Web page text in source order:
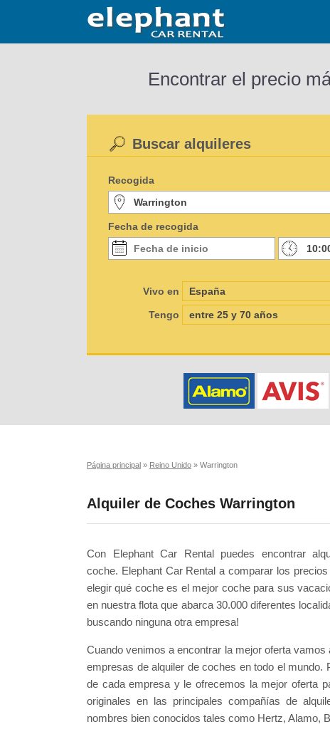
Encontrar el precio
Buscar alquileres
Recogida
Fecha de recogida
Vivo en
Tengo
Página principal » Reino Unido » Warrington
Alquiler de Coches Warrington
Con Elephant Car Rental puedes encontrar
coche. Elephant Car Rental a comparar los
elegir qué coche es el mejor coche para sus
en nuestra flota que abarca 30.000 diferentes
buscando ninguna otra empresa!
Cuando venimos a encontrar la mejor oferta
empresas de alquiler de coches en todo el mundo.
de cada empresa y le ofrecemos la mejor oferta
originales en las principales compañías de
nombres bien conocidos tales como Hertz, Alamo,